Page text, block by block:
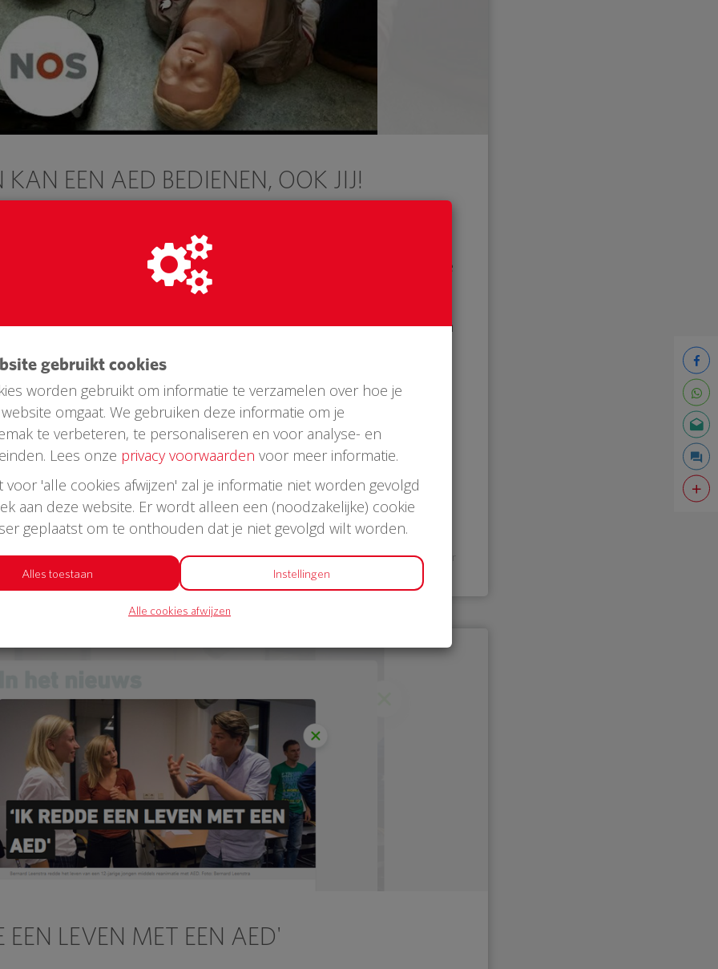
KAN EEN AED BEDIENEN, OOK JIJ!
geen ingewikkelde opleiding hoeft te doen om te kunnen
een AED? Iedereen kan het, dus jij ook! Als je het apparaat aanzet
Het zegt je precies wat je moet doen. Je hoeft ook nooit bang te
doet en iemand een elektrische schok geeft terwijl dat niet nodig
is aangesloten meet het of er een schok nodig is. En als dat niet
'ie er ook geen. Als er wel een schok nodig is, dan kun je die met een
toedienen en daarmee misschien wel iemands leven redden. HEB
ONZE BUURT? DONEER DAN MEE VOOR ONZE BUURTAED. Vijf
al geld gestort. Karin, Co de Rijk bloemen en planten en drie
alvast hartelijk bedankt!
voor Hoogstraat, 3552 Utrecht
17:12 uur
EEN LEVEN MET EEN AED'
gebruikt cookies
worden gebruikt om informatie te verzamelen over hoe je
omgaat. We gebruiken deze informatie om je
te verbeteren, te personaliseren en voor analyse- en
Lees onze privacy voorwaarden voor meer informatie.
voor 'alle cookies afwijzen' zal je informatie niet worden gevolgd
aan deze website. Er wordt alleen een (noodzakelijke) cookie
geplaatst om te onthouden dat je niet gevolgd wilt worden.
Alles toestaan Instellingen
Alle cookies afwijzen